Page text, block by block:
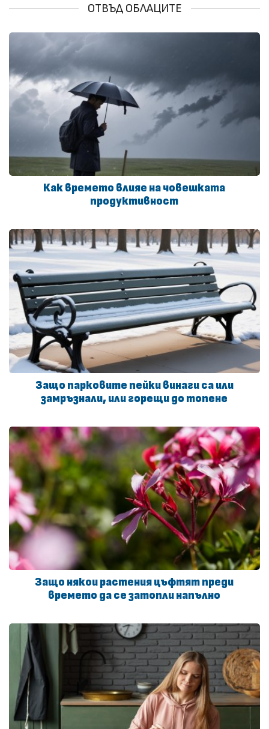
ОТВЪД ОБЛАЦИТЕ
Как времето влияе на човешката
продуктивност
Защо парковите пейки винаги са или
замръзнали, или горещи до топене
Защо някои растения цъфтят преди
времето да се затопли напълно